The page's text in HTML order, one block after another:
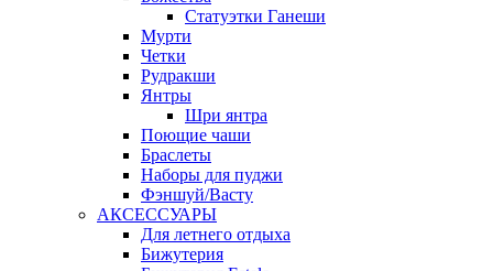
Статуэтки Ганеши
Мурти
Четки
Рудракши
Янтры
Шри янтра
Поющие чаши
Браслеты
Наборы для пуджи
Фэншуй/Васту
АКСЕССУАРЫ
Для летнего отдыха
Бижутерия